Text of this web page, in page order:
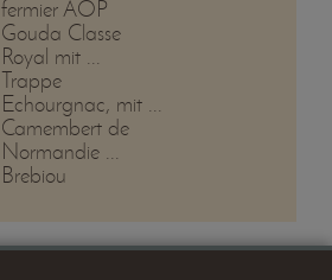
fermier AOP
Gouda Classe
Royal mit ...
Trappe
Echourgnac, mit ...
Camembert de
Normandie ...
Brebiou